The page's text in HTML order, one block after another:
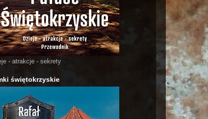
- atrakcje - sekrety
świętokrzyskie